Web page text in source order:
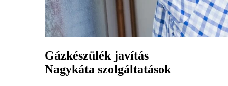
Gázkészülék javítás
Nagykáta szolgáltatások